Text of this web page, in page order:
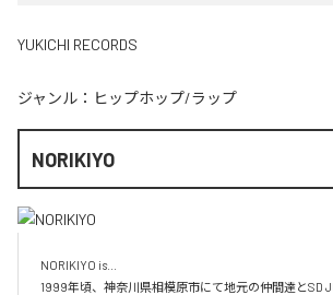
YUKICHI RECORDS
ジャンル： ヒップホップ/ラップ
NORIKIYO
NORIKIYO is...
1999年頃、神奈川県相模原市にて地元の仲間達とSD